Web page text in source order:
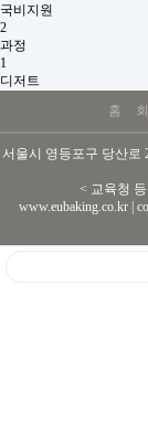
국비지원
2
과정
1
디저트
홈
서울시 영등포구 당산로
< 교육청
www.eubaking.co.kr |